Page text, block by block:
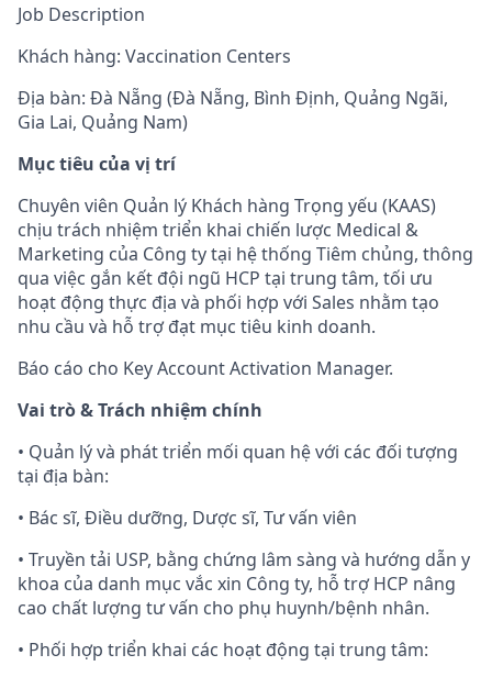
Job Description
Khách hàng: Vaccination Centers
Địa bàn: Đà Nẵng (Đà Nẵng, Bình Định, Quảng Ngãi,
Gia Lai, Quảng Nam)
Mục tiêu của vị trí
Chuyên viên Quản lý Khách hàng Trọng yếu (KAAS)
chịu trách nhiệm triển khai chiến lược Medical &
Marketing của Công ty tại hệ thống Tiêm chủng, thông
qua việc gắn kết đội ngũ HCP tại trung tâm, tối ưu
hoạt động thực địa và phối hợp với Sales nhằm tạo
nhu cầu và hỗ trợ đạt mục tiêu kinh doanh.
Báo cáo cho Key Account Activation Manager.
Vai trò & Trách nhiệm chính
• Quản lý và phát triển mối quan hệ với các đối tượng
tại địa bàn:
• Bác sĩ, Điều dưỡng, Dược sĩ, Tư vấn viên
• Truyền tải USP, bằng chứng lâm sàng và hướng dẫn y
khoa của danh mục vắc xin Công ty, hỗ trợ HCP nâng
cao chất lượng tư vấn cho phụ huynh/bệnh nhân.
• Phối hợp triển khai các hoạt động tại trung tâm: